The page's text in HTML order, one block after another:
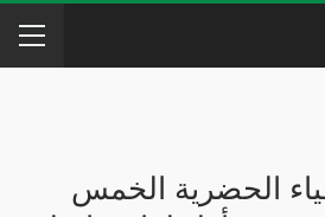
الحضرية الخمس